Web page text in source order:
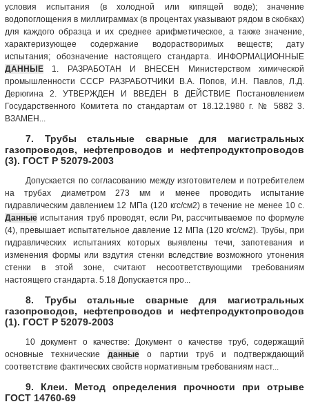
условия испытания (в холодной или кипящей воде); значение
водопоглощения в миллиграммах (в процентах указывают рядом в скобках)
для каждого образца и их среднее арифметическое, а также значение,
характеризующее содержание водорастворимых веществ; дату
испытания; обозначение настоящего стандарта. ИНФОРМАЦИОННЫЕ
ДАННЫЕ 1. РАЗРАБОТАН И ВНЕСЕН Министерством химической
промышленности СССР РАЗРАБОТЧИКИ В.А. Попов, И.Н. Павлов, Л.Д.
Дерюгина 2. УТВЕРЖДЕН И ВВЕДЕН В ДЕЙСТВИЕ Постановлением
Государственного Комитета по стандартам от 18.12.1980 г. № 5882 3.
ВЗАМЕН...
7. Трубы стальные сварные для магистральных
газопроводов, нефтепроводов и нефтепродуктопроводов
(3). ГОСТ Р 52079-2003
Допускается по согласованию между изготовителем и потребителем
на трубах диаметром 273 мм и менее проводить испытание
гидравлическим давлением 12 МПа (120 кгс/см2) в течение не менее 10 с.
Данные испытания труб проводят, если Ри, рассчитываемое по формуле
(4), превышает испытательное давление 12 МПа (120 кгс/см2). Трубы, при
гидравлических испытаниях которых выявлены течи, запотевания и
изменения формы или вздутия стенки вследствие возможного утонения
стенки в этой зоне, считают несоответствующими требованиям
настоящего стандарта. 5.18 Допускается про...
8. Трубы стальные сварные для магистральных
газопроводов, нефтепроводов и нефтепродуктопроводов
(1). ГОСТ Р 52079-2003
10 документ о качестве: Документ о качестве труб, содержащий
основные техническиеданные о партии труб и подтверждающий
соответствие фактических свойств нормативным требованиям наст...
9. Клеи. Метод определения прочности при отрыве
ГОСТ 14760-69